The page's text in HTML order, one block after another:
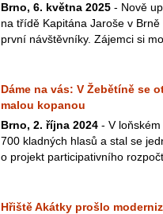
Brno, 6. května 2025 - Nově
na třídě Kapitána Jaroše v
první návštěvníky. Zájemci si
Dáme na vás: V Žebětíně se
malou kopanou
Brno, 2. října 2024 - V
700 kladných hlasů a stal se
o projekt participativního
Hřiště Akátky prošlo